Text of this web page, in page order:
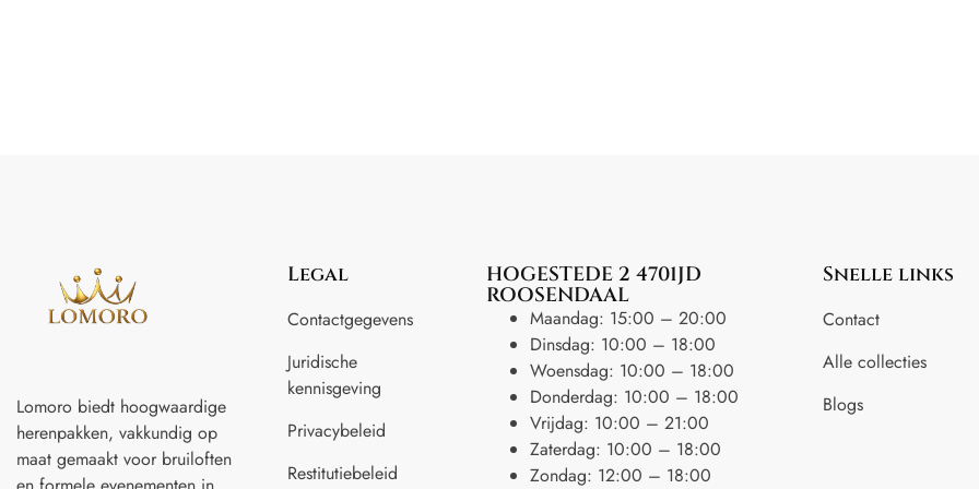
Lomoro biedt hoogwaardige
herenpakken, vakkundig op
maat gemaakt voor bruiloften
Legal
Contactgegevens
Juridische
kennisgeving
Privacybeleid
Restitutiebeleid
HOGESTEDE 2 4701JD
ROOSENDAAL
Maandag: 15:00 – 20:00
Dinsdag: 10:00 – 18:00
Woensdag: 10:00 – 18:00
Donderdag: 10:00 – 18:00
Vrijdag: 10:00 – 21:00
Zaterdag: 10:00 – 18:00
Zondag: 12:00 – 18:00
Snelle links
Contact
Alle collecties
Blogs